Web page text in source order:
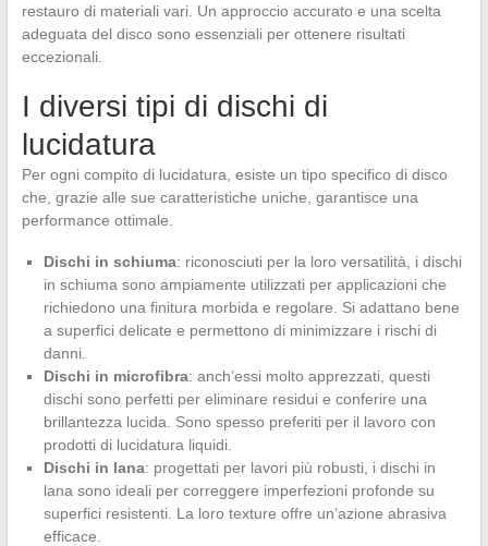
restauro di materiali vari. Un approccio accurato e una scelta
adeguata del disco sono essenziali per ottenere risultati
eccezionali.
I diversi tipi di dischi di
lucidatura
Per ogni compito di lucidatura, esiste un tipo specifico di disco
che, grazie alle sue caratteristiche uniche, garantisce una
performance ottimale.
Dischi in schiuma: riconosciuti per la loro versatilità, i dischi
in schiuma sono ampiamente utilizzati per applicazioni che
richiedono una finitura morbida e regolare. Si adattano bene
a superfici delicate e permettono di minimizzare i rischi di
danni.
Dischi in microfibra: anch’essi molto apprezzati, questi
dischi sono perfetti per eliminare residui e conferire una
brillantezza lucida. Sono spesso preferiti per il lavoro con
prodotti di lucidatura liquidi.
Dischi in lana: progettati per lavori più robusti, i dischi in
lana sono ideali per correggere imperfezioni profonde su
superfici resistenti. La loro texture offre un’azione abrasiva
efficace.